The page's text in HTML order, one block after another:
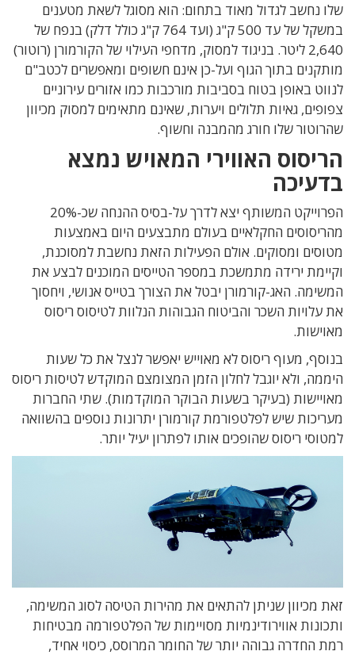
שלו נחשב לגדול מאוד בתחום: הוא מסוגל לשאת מטענים
במשקל של עד 500 ק"ג (ועד 764 ק"ג כולל דלק) בנפח של
2,640 ליטר. בניגוד למסוק, מדחפי העילוי של הקורמורן (רוטור)
מותקנים בתוך הגוף ועל-כן אינם חשופים ומאפשרים לכטב"ם
לנווט באופן בטוח בסביבות מורכבות כמו אזורים עירוניים
צפופים, גאיות תלולים ויערות, שאינם מתאימים למסוק מכיוון
שהרוטור שלו חורג מהמבנה וחשוף.
הריסוס האווירי המאויש נמצא
בדעיכה
הפרוייקט המשותף יצא לדרך על-בסיס ההנחה שכ-20%
מהריסוסים החקלאיים בעולם מתבצעים היום באמצעות
מטוסים ומסוקים. אולם הפעילות הזאת נחשבת למסוכנת,
וקיימת ירידה מתמשכת במספר הטייסים המוכנים לבצע את
המשימה. האג-קורמורן יבטל את הצורך בטייס אנושי, ויחסוך
את עלויות השכר והביטוח הגבוהות הנלוות לטיסוס ריסוס
מאוישות.
בנוסף, מעוף ריסוס לא מאוייש יאפשר לנצל את כל שעות
היממה, ולא יוגבל לחלון הזמן המצומצם המוקדש לטיסות ריסוס
מאויישות (בעיקר בשעות הבוקר המוקדמות). שתי החברות
מעריכות שיש לפלטפורמת קורמורן יתרונות נוספים בהשוואה
למטוסי ריסוס שהופכים אותו לפתרון יעיל יותר.
זאת מכיוון שניתן להתאים את מהירות הטיסה לסוג המשימה,
ותכונות אווירודינמיות מסויימות של הפלטפורמה מבטיחות
רמת החדרה גבוהה יותר של החומר המרוסס, כיסוי אחיד,